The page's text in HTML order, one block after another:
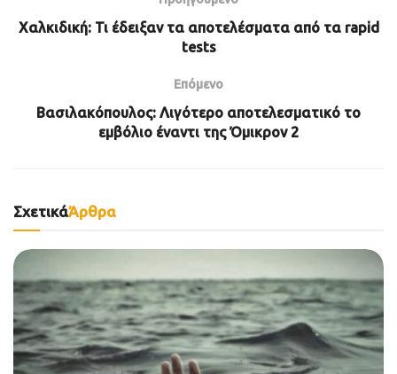
Χαλκιδική: Τι έδειξαν τα αποτελέσματα από τα rapid
tests
Επόμενο
Βασιλακόπουλος: Λιγότερο αποτελεσματικό το
εμβόλιο έναντι της Όμικρον 2
ΣχετικάΆρθρα